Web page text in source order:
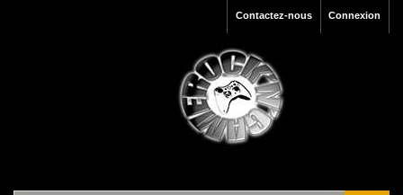
Connexion
Contactez-nous